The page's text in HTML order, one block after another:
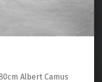
Albert Camus